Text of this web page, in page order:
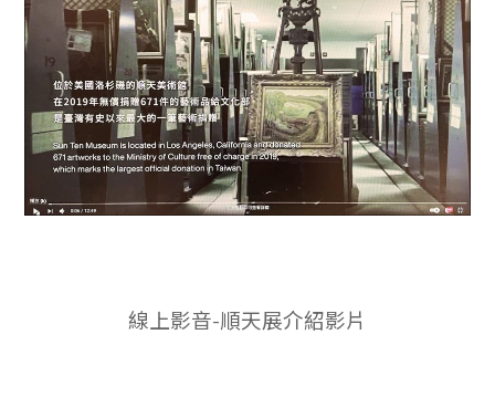
線上影音-順天展介紹影片